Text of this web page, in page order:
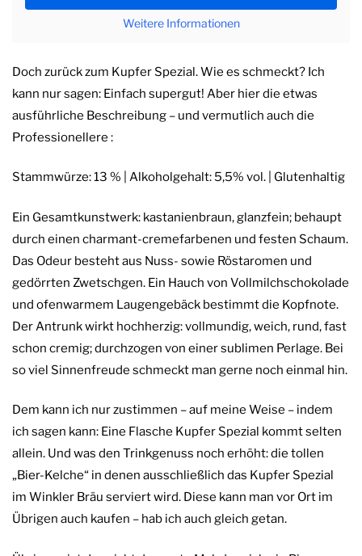
Weitere Informationen
Doch zurück zum Kupfer Spezial. Wie es schmeckt? Ich
kann nur sagen: Einfach supergut! Aber hier die etwas
ausführliche Beschreibung – und vermutlich auch die
Professionellere :
Stammwürze: 13 % | Alkoholgehalt: 5,5% vol. | Glutenhaltig
Ein Gesamtkunstwerk: kastanienbraun, glanzfein; behaupt
durch einen charmant-cremefarbenen und festen Schaum.
Das Odeur besteht aus Nuss- sowie Röstaromen und
gedörrten Zwetschgen. Ein Hauch von Vollmilchschokolade
und ofenwarmem Laugengebäck bestimmt die Kopfnote.
Der Antrunk wirkt hochherzig: vollmundig, weich, rund, fast
schon cremig; durchzogen von einer sublimen Perlage. Bei
so viel Sinnenfreude schmeckt man gerne noch einmal hin.
Dem kann ich nur zustimmen – auf meine Weise – indem
ich sagen kann: Eine Flasche Kupfer Spezial kommt selten
allein. Und was den Trinkgenuss noch erhöht: die tollen
„Bier-Kelche“ in denen ausschließlich das Kupfer Spezial
im Winkler Bräu serviert wird. Diese kann man vor Ort im
Übrigen auch kaufen – hab ich auch gleich getan.